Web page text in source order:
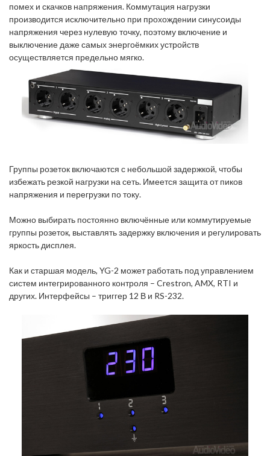
помех и скачков напряжения. Коммутация нагрузки
производится исключительно при прохождении синусоиды
напряжения через нулевую точку, поэтому включение и
выключение даже самых энергоёмких устройств
осуществляется предельно мягко.
Группы розеток включаются с небольшой задержкой, чтобы
избежать резкой нагрузки на сеть. Имеется защита от пиков
напряжения и перегрузки по току.
Можно выбирать постоянно включённые или коммутируемые
группы розеток, выставлять задержку включения и регулировать
яркость дисплея.
Как и старшая модель, YG-2 может работать под управлением
систем интегрированного контроля – Crestron, AMX, RTI и
других. Интерфейсы – триггер 12 В и RS-232.